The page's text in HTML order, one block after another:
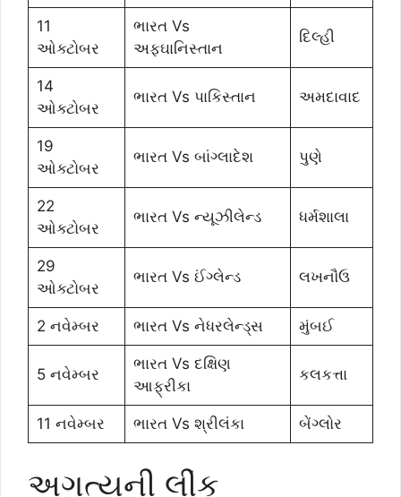
11
ઓક્ટોબર
ભારત Vs
અફઘાનિસ્તાન
દિલ્હી
14
ઓક્ટોબર
ભારત Vs પાકિસ્તાન અમદાવાદ
19
ઓક્ટોબર
ભારત Vs બાંગ્લાદેશ પુણે
22
ઓક્ટોબર
ભારત Vs ન્યૂઝીલેન્ડ ધર્મશાલા
29
ઓક્ટોબર
ભારત Vs ઈંગ્લેન્ડ લખનૌઉ
2 નવેમ્બર ભારત Vs નેધરલેન્ડ્સ મુંબઈ
5 નવેમ્બર
ભારત Vs દક્ષિણ
આફ્રીકા
કલકત્તા
11 નવેમ્બર ભારત Vs શ્રીલંકા બેંગ્લોર
અગત્યની લીંક